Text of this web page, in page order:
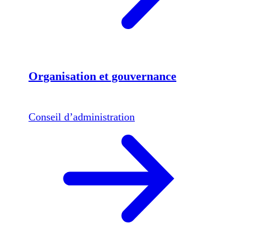
Organisation et gouvernance
Conseil d’administration